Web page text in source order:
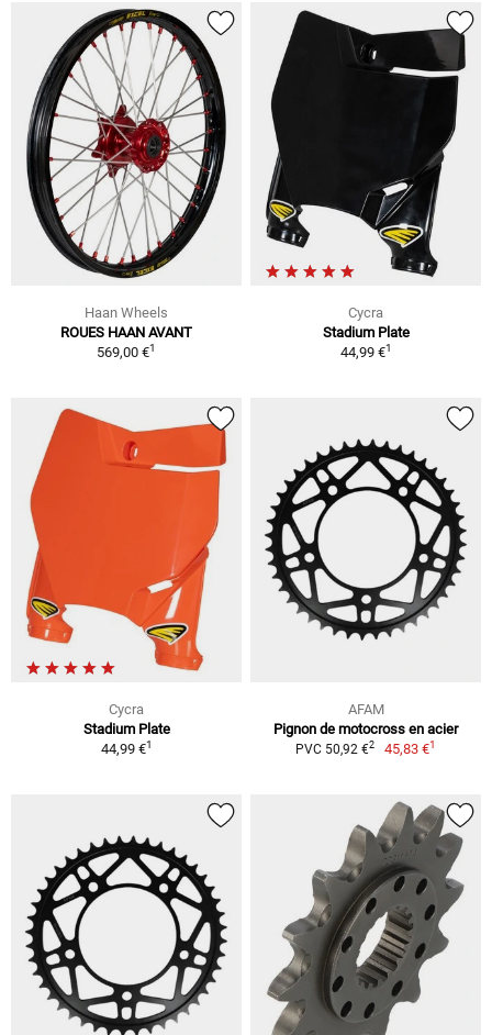
Haan Wheels
ROUES HAAN AVANT
569,00 €1
Cycra
Stadium Plate
44,99 €1
Cycra
Stadium Plate
44,99 €1
AFAM
Pignon de motocross en acier
PVC 50,92 €2 45,83 €1